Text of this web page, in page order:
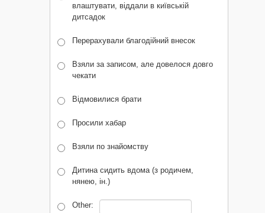
влаштувати, віддали в київській
дитсадок
Перерахували благодійний внесок
Взяли за записом, але довелося довго
чекати
Відмовилися брати
Просили хабар
Взяли по знайомству
Дитина сидить вдома (з родичем,
нянею, ін.)
Other: